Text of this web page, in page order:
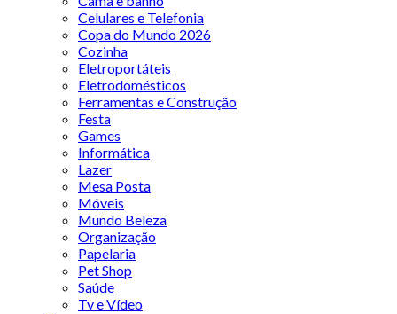
Celulares e Telefonia
Copa do Mundo 2026
Cozinha
Eletroportáteis
Eletrodomésticos
Ferramentas e Construção
Festa
Games
Informática
Lazer
Mesa Posta
Móveis
Mundo Beleza
Organização
Papelaria
Pet Shop
Saúde
Tv e Vídeo